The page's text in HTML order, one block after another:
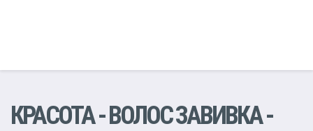
КРАСОТА-ВОЛОС ЗАВИВКА-